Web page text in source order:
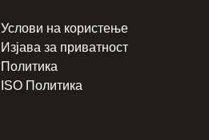
Услови на користење
Изјава за приватност
Политика
ISO Политика